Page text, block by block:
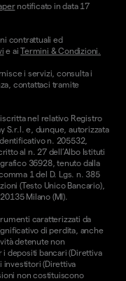
notificato in data 17
contrattuali ed
e aiTermini & Condizioni.
i servizi, consulta i
contattaci tramite
nel relativo Registro
S.r.l. e, dunque, autorizzata
n. 205532,
al n. 27 dell’Albo Istituti
36928, tenuto dalla
1 del D. Lgs. n. 385
(Testo Unico Bancario),
Milano (MI).
caratterizzati da
di perdita, anche
detenute non
depositi bancari (Direttiva
investitori (Direttiva
non costituiscono